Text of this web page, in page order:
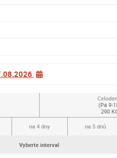
(Pá 9-
290
na 4 dny na 5 dnů
Vyberte interval